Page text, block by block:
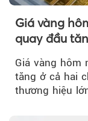
Giá vàng
quay đầu
Giá vàng hôm
tăng ở cả hai
thương hiệu